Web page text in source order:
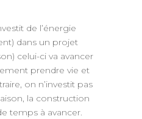
de l’énergie
dans un projet
celui-ci va avancer
prendre vie et
on n’investit pas
la construction
temps à avancer.